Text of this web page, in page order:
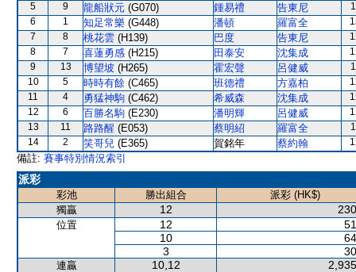
5
9 龍船狀元 (G070) 鍾易禮 告東尼
6
1 知足常樂 (G448) 潘頓 羅富全
7
8 桃花雲 (H139) 巴度 告東尼
8
7 喜蓮勇感 (H215) 田泰安 沈集成
9
13 博望坡 (H265) 霍宏聲 呂健威
10
5 時時有餘 (C465) 班德禮 方嘉柏
11
4 勇猛神駒 (C462) 希威森 沈集成
12
6 百勝名駒 (E230) 潘明輝 呂健威
13
11 路路醒 (E053) 蔡明紹 羅富全
14
2 笑哥兒 (E365) 賀銘年 蔡約翰
備註: 賽事特別情況索引
派彩
彩池 勝出組合
派彩 (HK$)
獨贏
12
位置 12
10
3
連贏 10,12